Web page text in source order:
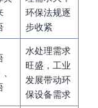
环保法规逐
步收紧
水处理需求
旺盛，工业
发展带动环
保设备需求